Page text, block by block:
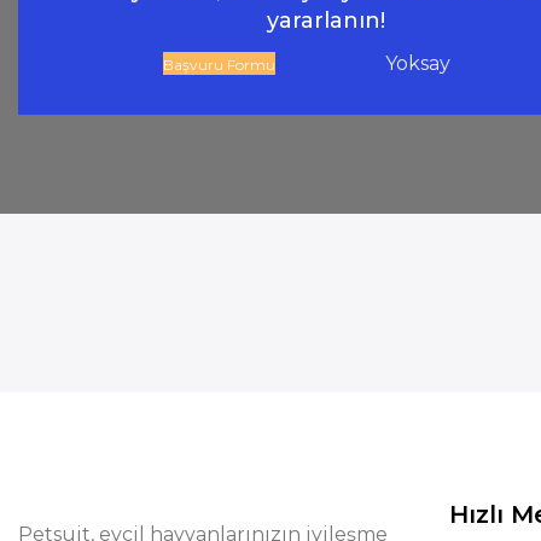
yararlanın!
Başvuru Formu Yoksay
Petsuit, evcil hayvanlarınızın iyileşme
Hızlı